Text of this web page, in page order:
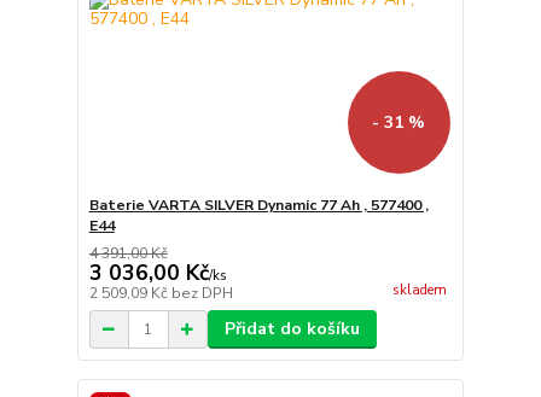
- 31 %
Baterie VARTA SILVER Dynamic 77 Ah , 577400 ,
E44
4 391,00 Kč
3 036,00 Kč/ks
2 509,09 Kč bez DPH skladem
Přidat do košíku